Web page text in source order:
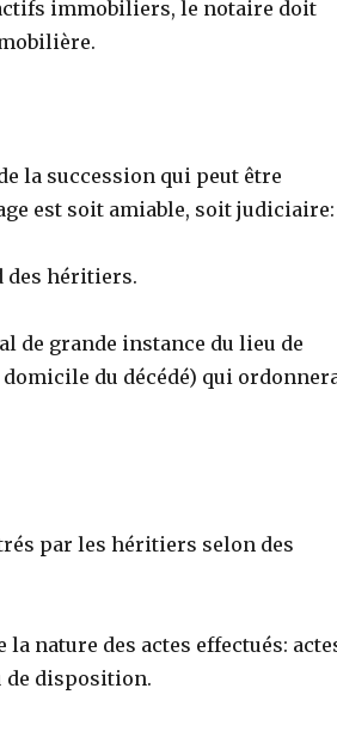
immobiliers, le notaire doit
la succession qui peut être
est soit amiable, soit judiciaire:
des héritiers.
de grande instance du lieu de
du décédé) qui
par les héritiers selon des
nature des actes effectués:
de disposition.